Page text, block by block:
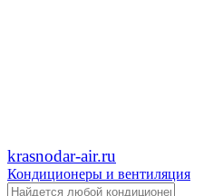
krasnodar-air.ru
Кондиционеры и вентиляция